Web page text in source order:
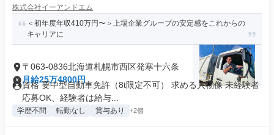
株式会社イーアンドエム
＜初年度年収410万円〜＞上場企業グループの安定感をこれからの
キャリアに
〒063-0836北海道札幌市西区発寒十六条
月給25万4800円
資格 要中型自動車免許（8t限定不可） 求める人物像 未経験者
応募OK、経験者は給与...
学歴不問 転勤なし 賞与あり +2個